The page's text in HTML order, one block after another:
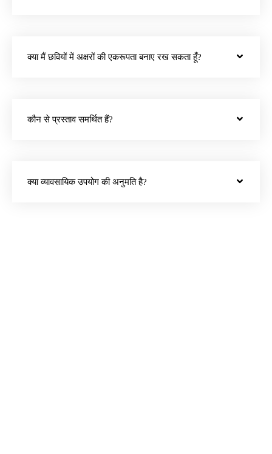
क्या मैं छवियों में अक्षरों की एकरूपता बनाए रख सकता हूँ?
कौन से प्रस्ताव समर्थित हैं?
क्या व्यावसायिक उपयोग की अनुमति है?